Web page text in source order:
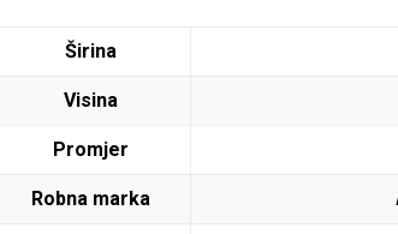
Širina
Visina
Promjer
Robna marka